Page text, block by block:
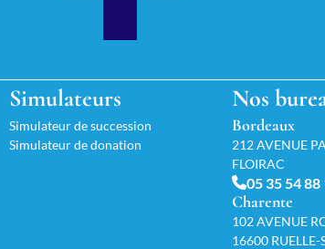
Simulateurs
Simulateur de succession
Simulateur de donation
Nos
Bordeaux
212 AVENUE
FLOIRAC
05 35 54 88
Charente
102 AVENUE
16600 RUELLE-